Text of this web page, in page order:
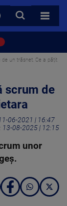
CAUTA
TOATE
un trăsnet. Ce a pățit
scrum de
06-2021 | 16:47
13-08-2025 | 12:15
unor